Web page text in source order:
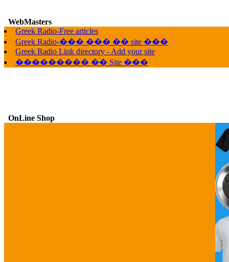
WebMasters
Greek Radio-Free articles
Greek Radio-��� ��� �� site ���
Greek Radio Link directory - Add your site
��������� �� Site ���
OnLine Shop